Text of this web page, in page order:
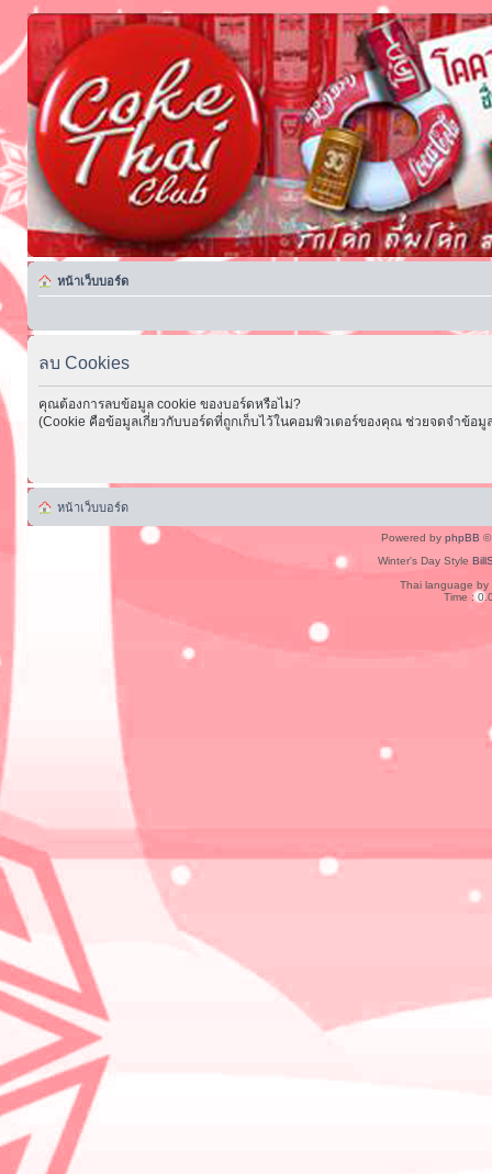
หน้าเว็บบอร์ด
ลบ Cookies
คุณต้องการลบข้อมูล cookie ของบอร์ดหรือไม่?
(Cookie คือข้อมูลเกี่ยวกับบอร์ดที่ถูกเก็บไว้ในคอมพิวเตอร์ของคุณ ช่วยจดจำข้อมู
หน้าเว็บบอร์ด
Powered by phpBB ©
Winter's Day Style
Thai language by
Time :